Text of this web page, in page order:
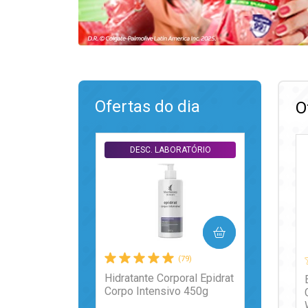
Ofertas do dia
(79)
Hidratante Corporal Epidrat
Corpo Intensivo 450g
DESC. LABORATÓRIO
COMPRAR